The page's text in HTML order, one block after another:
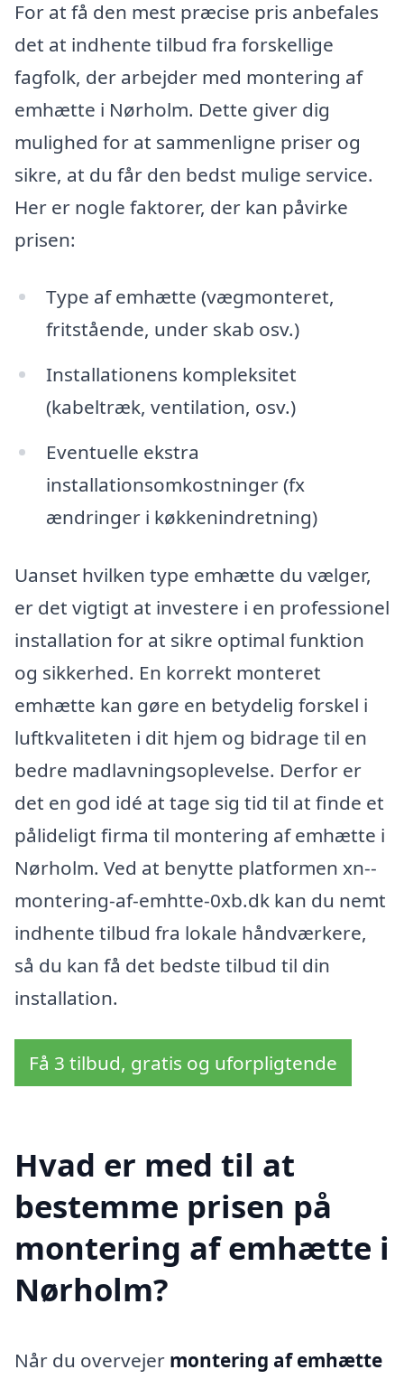
For at få den mest præcise pris anbefales
det at indhente tilbud fra forskellige
fagfolk, der arbejder med montering af
emhætte i Nørholm. Dette giver dig
mulighed for at sammenligne priser og
sikre, at du får den bedst mulige service.
Her er nogle faktorer, der kan påvirke
prisen:
Type af emhætte (vægmonteret,
fritstående, under skab osv.)
Installationens kompleksitet
(kabeltræk, ventilation, osv.)
Eventuelle ekstra
installationsomkostninger (fx
ændringer i køkkenindretning)
Uanset hvilken type emhætte du vælger,
er det vigtigt at investere i en professionel
installation for at sikre optimal funktion
og sikkerhed. En korrekt monteret
emhætte kan gøre en betydelig forskel i
luftkvaliteten i dit hjem og bidrage til en
bedre madlavningsoplevelse. Derfor er
det en god idé at tage sig tid til at finde et
pålideligt firma til montering af emhætte i
Nørholm. Ved at benytte platformen xn--
montering-af-emhtte-0xb.dk kan du nemt
indhente tilbud fra lokale håndværkere,
så du kan få det bedste tilbud til din
installation.
Få 3 tilbud, gratis og uforpligtende
Hvad er med til at
bestemme prisen på
montering af emhætte i
Nørholm?
Når du overvejer montering af emhætte